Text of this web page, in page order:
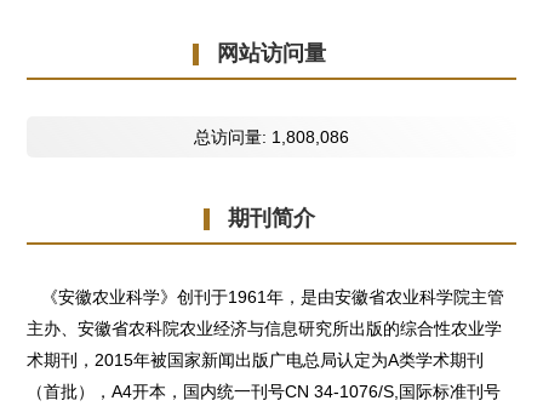
网站访问量
总访问量: 1,808,086
期刊简介
《安徽农业科学》创刊于1961年，是由安徽省农业科学院主管
主办、安徽省农科院农业经济与信息研究所出版的综合性农业学
术期刊，2015年被国家新闻出版广电总局认定为A类学术期刊
（首批），A4开本，国内统一刊号CN 34-1076/S,国际标准刊号